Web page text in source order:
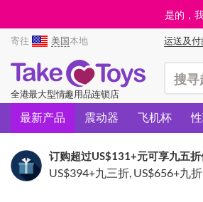
是的，
寄往 美国本地 运送及付
全港最大型情趣用品连锁店
最新产品 震动器 飞机杯
订购超过US$131+元可享九五
US$394+九三折, US$656+九折